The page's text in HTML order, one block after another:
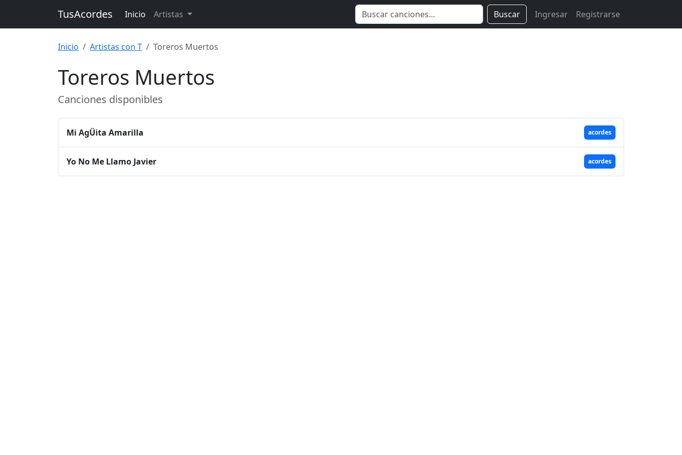
TusAcordes Inicio Artistas Buscar Ingresar Registrarse
Inicio Artistas con T Toreros Muertos
Toreros Muertos
Canciones disponibles
Mi AgÜita Amarilla acordes
Yo No Me Llamo Javier acordes